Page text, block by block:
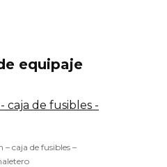
equipaje
– caja de fusibles –